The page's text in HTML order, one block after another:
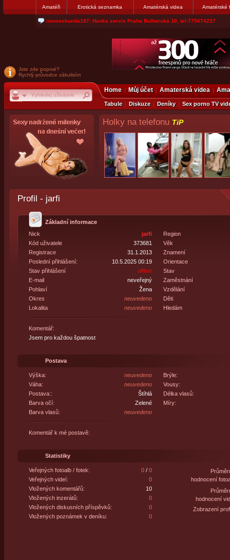
Amatéři Erotická seznamka Amatérská videa Amatérské
jjoseff: Najde se par, ktery nekdy přemýšlel o divákovi. Napiste
Jste zde poprvé?
Rychlý průvodce zákulisím
Home Můj účet Amaterská videa
Tabule Diskuze Deníky Sex porno TV
Holky na telefonu TiP
Profil - jarfi
Základní informace
Nick
jarfi
Kód uživatele
373681
Registrace
31.1.2013
Poslední přihlášení:
10.5.2025 00:19
Stav přihlášení
offline
E-mail
neveřejný
Pohlaví
Žena
Okres
neuvedeno
Lokalita
neuvedeno
Region
Věk
Znamení
Orientace
Stav
Zaměstnání
Vzdělání
Děti
Hledám
Komentář:
Jsem pro každou špatnost
Postava
Výška:
neuvedeno
Váha:
neuvedeno
Postava::
Štíhlá
Barva očí:
Zelené
Barva vlasů:
neuvedeno
Brýle:
Vousy:
Délka vlasů:
Míry:
Komentář k mé postavě:
Statistiky
Veřejných fotoalb / fotek: 0/ 0
Veřejných videí:
0
Vložených komentářů:
10
Vložených inzerátů:
0
Vložených diskusních příspěvků:
0
Vložených poznámek v deníku:
0
hodnocení
hodnocení
Zobrazení